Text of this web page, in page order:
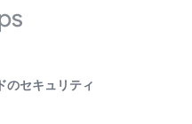
のセキュリティ